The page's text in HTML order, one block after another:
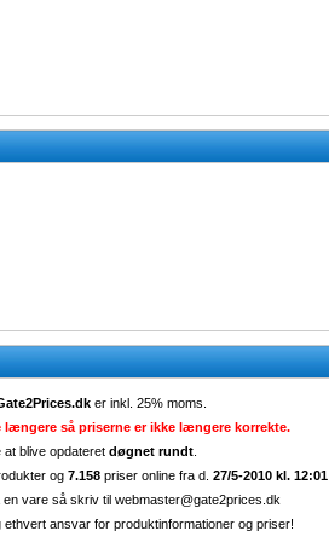
er inkl. 25% moms.
længere så priserne er ikke længere korrekte.
at blive opdateret døgnet rundt
og 7.158 priser online fra d. 27/5-2010 kl. 12:01
en vare så skriv til webmaster@gate2prices.dk
ansvar for produktinformationer og priser!